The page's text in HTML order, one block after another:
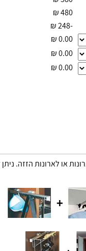
480
₪
-248
₪
0.00
₪
0.00
₪
0.00
₪
או לארונות הזזה.
+